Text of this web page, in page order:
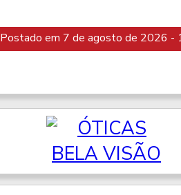
Postado em 7 de agosto de 2026 -